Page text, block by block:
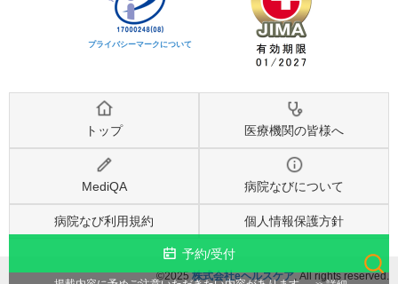
予約/受付
プライバシーマークについて
トップ 医療機関の皆様へ
MediQA 病院なびについて
病院なび利用規約 個人情報保護方針
©2025 株式会社eヘルスケア, All rights reserved.